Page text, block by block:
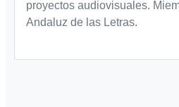
proyectos audiovisuales.
Andaluz de las Letras.